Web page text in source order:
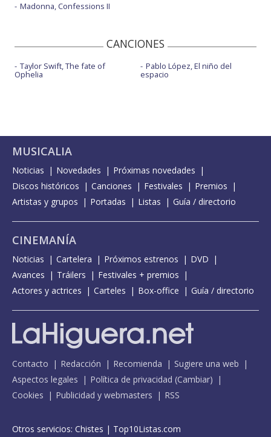
Madonna, Confessions II
CANCIONES
Taylor Swift, The fate of
Ophelia
Pablo López, El niño del
espacio
MUSICALIA
Noticias Novedades
Próximas novedades
Discos históricos
Canciones Festivales
Premios
Artistas y grupos
Portadas Listas Guía / directorio
CINEMANÍA
Noticias Cartelera Próximos estrenos
DVD
Avances
Tráilers
Festivales + premios
Actores y actrices
Carteles Box-office Guía / directorio
Contacto Redacción Recomienda
Sugiere una web
Aspectos legales
Política de privacidad (Cambiar)
Cookies
Publicidad y webmasters RSS
Otros servicios: Chistes | Top10Listas.com